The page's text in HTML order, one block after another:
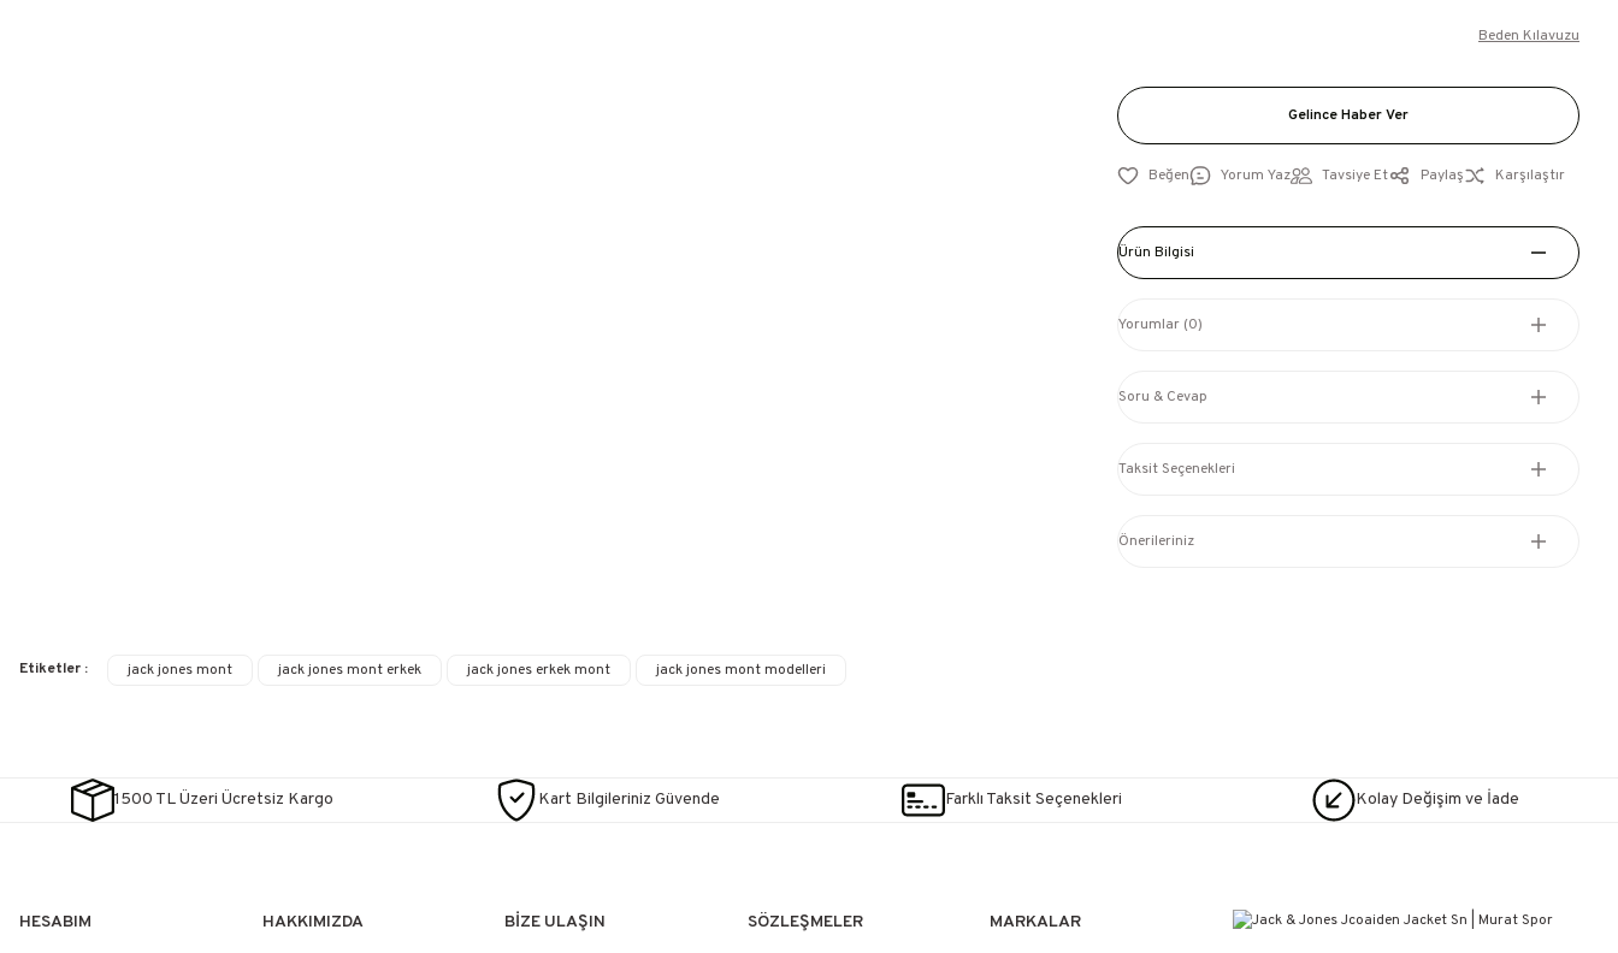
Beden Kılavuzu
Gelince Haber Ver
Yorum Yaz Tavsiye Et Paylaş Karşılaştır
Ürün Bilgisi
Yorumlar (0)
Soru & Cevap
Taksit Seçenekleri
Önerileriniz
Etiketler : jack jones mont jack jones mont erkek jack jones erkek mont jack jones mont modelleri
1500 TL Üzeri Ücretsiz Kargo Kart Bilgileriniz Güvende Farklı Taksit Seçenekleri Kolay Değişim ve İade
HESABIM HAKKIMIZDA BİZE ULAŞIN SÖZLEŞMELER MARKALAR